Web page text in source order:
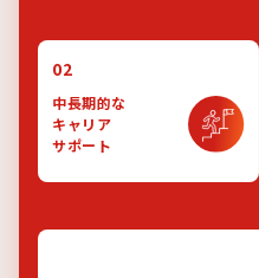
02
中長期的な
キャリア
サポート